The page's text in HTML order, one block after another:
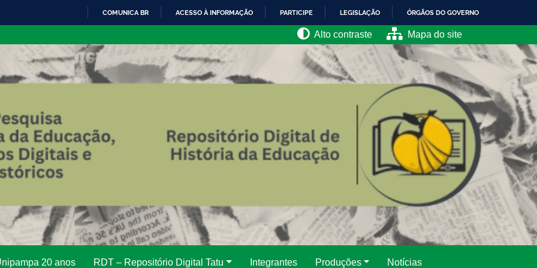
COMUNICA BR ACESSO À INFORMAÇÃO PARTICIPE LEGISLAÇÃO ÓRGÃOS DO GOVERNO
Alto contraste Mapa do site
20 anos RDT – Repositório Digital Tatu Integrantes Produções Notícias